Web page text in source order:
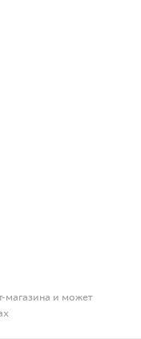
магазина и может